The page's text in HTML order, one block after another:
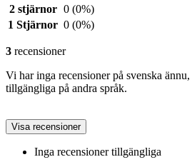
2 stjärnor 0 (0%)
1 Stjärnor 0 (0%)
3 recensioner
Vi har inga recensioner på svenska
tillgängliga på andra språk.
Visa recensioner
Inga recensioner tillgängliga